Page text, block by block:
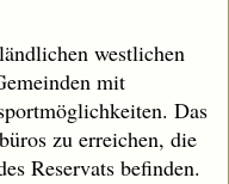
westlichen
mit
Das
zu erreichen, die
Reservats befinden.